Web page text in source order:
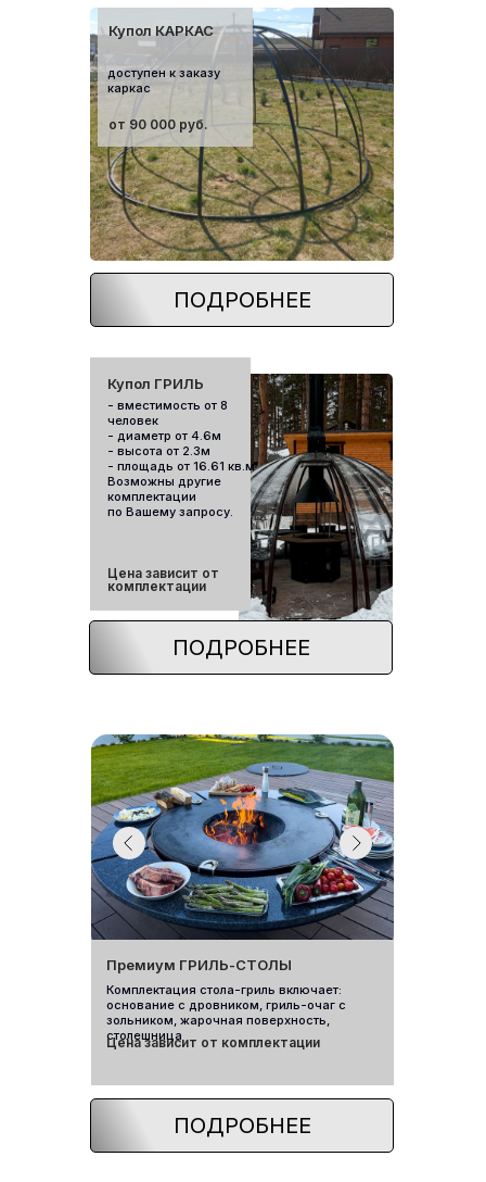
Купол КАРКАС
доступен к заказу
каркас
ПОДРОБНЕЕ
от 90 000 руб.
- вместимость от 8
человек
- диаметр от 4.6м
- высота от 2.3м
- площадь от 16.61 кв.м
Возможны другие
комплектации
по Вашему запросу.
ПОДРОБНЕЕ
Купол ГРИЛЬ
Цена зависит от
комплектации
ПОДРОБНЕЕ
Комплектация стола-гриль включает:
основание с дровником, гриль-очаг с
зольником, жарочная поверхность,
столешница
Премиум ГРИЛЬ-СТОЛЫ
Цена зависит от комплектации